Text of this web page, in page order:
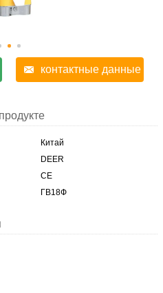
контактные данные
Китай
DEER
CE
ГВ18Ф